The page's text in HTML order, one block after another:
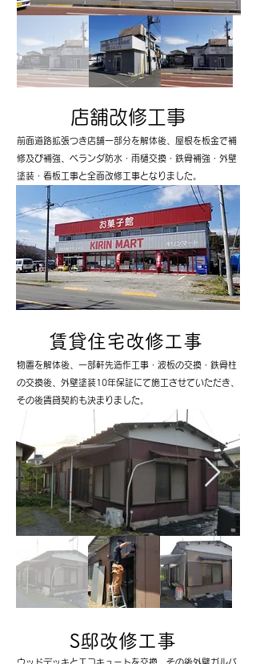
店舗改修工事
前面道路拡張つき店舗一部分を解体後、屋根を板金で補
修及び補強、ベランダ防水・雨樋交換・鉄骨補強・外壁
塗装・看板工事と全面改修工事となりました。
賃貸住宅​改修工事
物置を解体後、一部軒先造作工事・波板の交換・鉄骨柱
の交換後、外壁塗装10年保証にて施工させていただき、
その後賃貸契約も決まりました。
S邸​改修工事
​ウッドデッキとエコキュートを交換、その後外壁ガルバ